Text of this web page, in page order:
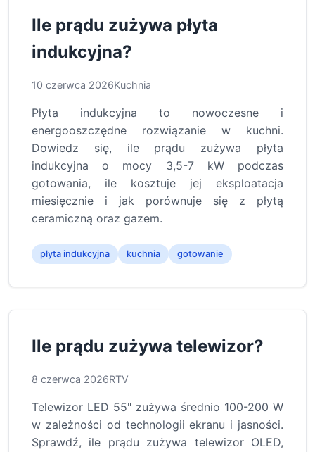
Ile prądu zużywa płyta
indukcyjna?
10 czerwca 2026Kuchnia
Płyta indukcyjna to nowoczesne i
energooszczędne rozwiązanie w kuchni.
Dowiedz się, ile prądu zużywa płyta
indukcyjna o mocy 3,5-7 kW podczas
gotowania, ile kosztuje jej eksploatacja
miesięcznie i jak porównuje się z płytą
ceramiczną oraz gazem.
płyta indukcyjna kuchnia gotowanie
Ile prądu zużywa telewizor?
8 czerwca 2026RTV
Telewizor LED 55" zużywa średnio 100-200 W
w zależności od technologii ekranu i jasności.
Sprawdź, ile prądu zużywa telewizor OLED,